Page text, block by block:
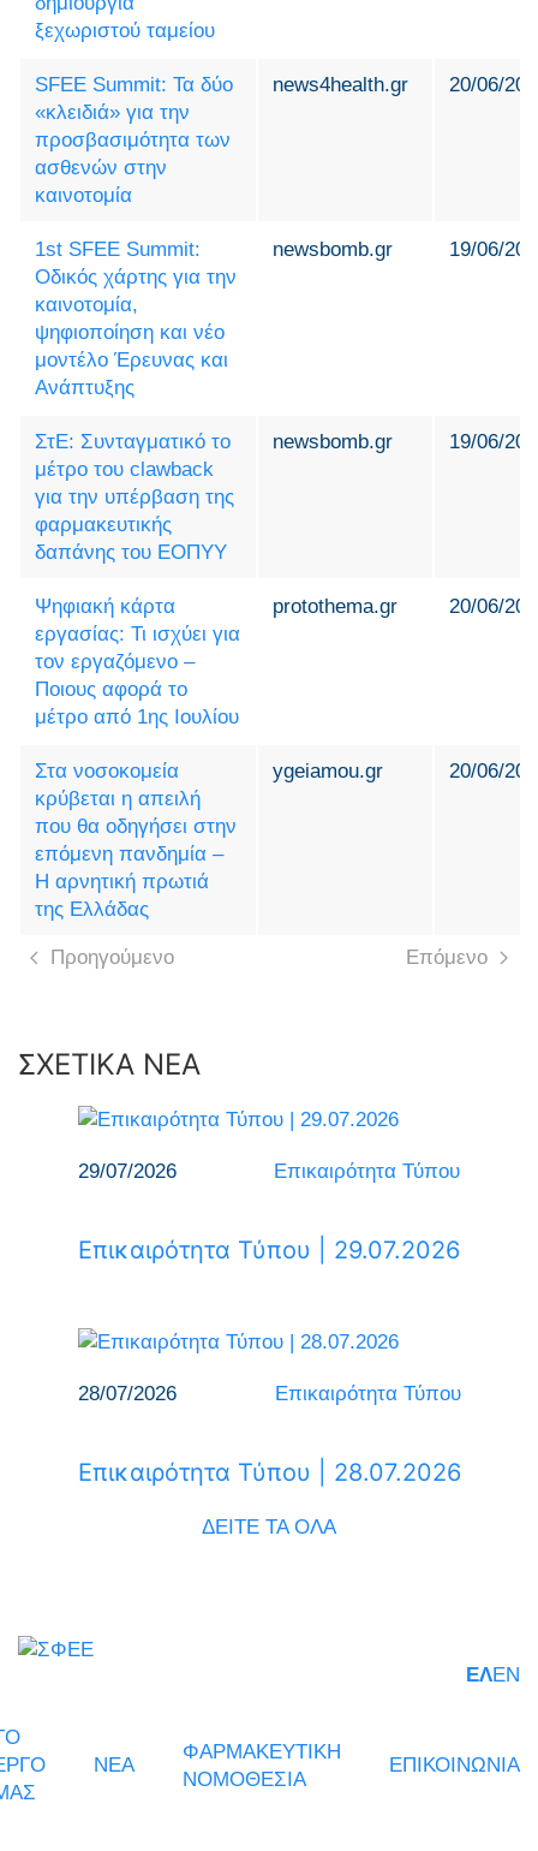
ξεχωριστού ταμείου
SFEE Summit: Τα δύο
«κλειδιά» για την
προσβασιμότητα των
ασθενών στην
καινοτομία
news4health.gr 20/06/
1st SFEE Summit:
Οδικός χάρτης για την
καινοτομία,
ψηφιοποίηση και νέο
μοντέλο Έρευνας και
Ανάπτυξης
newsbomb.gr 19/06/
ΣτΕ: Συνταγματικό το
μέτρο του clawback
για την υπέρβαση της
φαρμακευτικής
δαπάνης του ΕΟΠΥΥ
newsbomb.gr 19/06/
Ψηφιακή κάρτα
εργασίας: Τι ισχύει για
τον εργαζόμενο –
Ποιους αφορά το
μέτρο από 1ης Ιουλίου
protothema.gr 20/06/
Στα νοσοκομεία
κρύβεται η απειλή
που θα οδηγήσει στην
επόμενη πανδημία –
Η αρνητική πρωτιά
της Ελλάδας
ygeiamou.gr 20/06/
Προηγούμενο Επόμενο
ΣΧΕΤΙΚΑ ΝΕΑ
29/07/2026 Επικαιρότητα Τύπου
Επικαιρότητα Τύπου | 29.07.2026
28/07/2026 Επικαιρότητα Τύπου
Επικαιρότητα Τύπου | 28.07.2026
ΔΕΙΤΕ ΤΑ ΟΛΑ
ΕΛEN
ΝΕΑ
ΦΑΡΜΑΚΕΥΤΙΚΗ
ΝΟΜΟΘΕΣΙΑ
ΕΠΙΚΟΙΝΩΝΙΑ